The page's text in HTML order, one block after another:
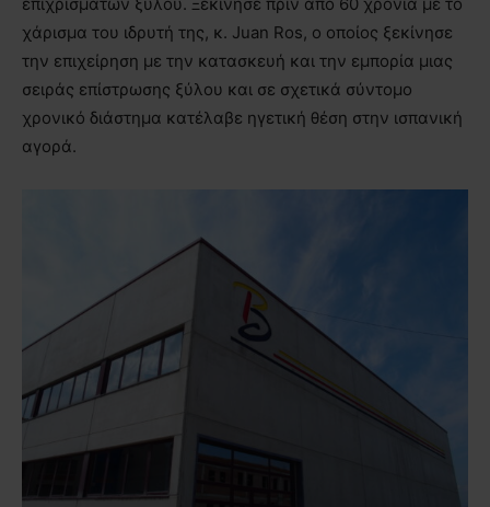
χάρισμα του ιδρυτή της, κ. Juan Ros, ο οποίος ξεκίνησε
την επιχείρηση με την κατασκευή και την εμπορία μιας
σειράς επίστρωσης ξύλου και σε σχετικά σύντομο
χρονικό διάστημα κατέλαβε ηγετική θέση στην ισπανική
αγορά.